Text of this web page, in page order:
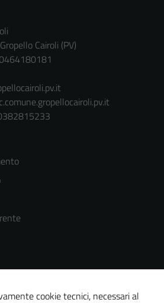
Cairoli (PV)
cookie tecnici, necessari al
personali.